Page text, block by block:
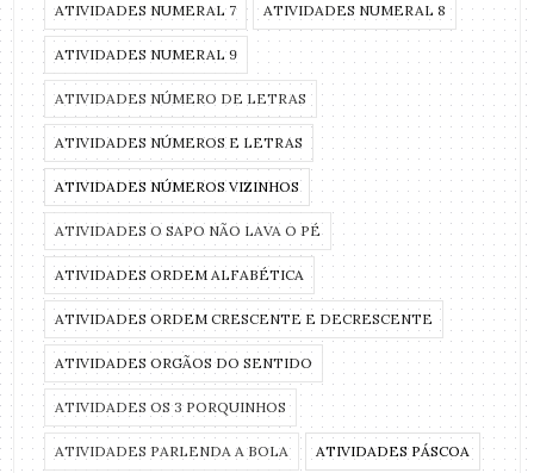
ATIVIDADES NUMERAL 7 ATIVIDADES NUMERAL 8
ATIVIDADES NUMERAL 9
ATIVIDADES NÚMERO DE LETRAS
ATIVIDADES NÚMEROS E LETRAS
ATIVIDADES NÚMEROS VIZINHOS
ATIVIDADES O SAPO NÃO LAVA O PÉ
ATIVIDADES ORDEM ALFABÉTICA
ATIVIDADES ORDEM CRESCENTE E DECRESCENTE
ATIVIDADES ORGÃOS DO SENTIDO
ATIVIDADES OS 3 PORQUINHOS
ATIVIDADES PARLENDA A BOLA ATIVIDADES PÁSCOA